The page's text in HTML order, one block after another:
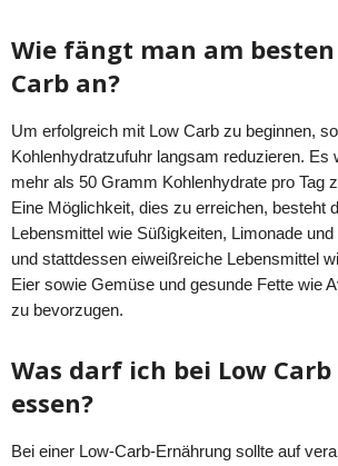
Wie fängt man am
Carb an?
Um erfolgreich mit Low Carb zu beginnen,
Kohlenhydratzufuhr langsam reduzieren. Es
mehr als 50 Gramm Kohlenhydrate pro Tag
Eine Möglichkeit, dies zu erreichen, besteht
Lebensmittel wie Süßigkeiten, Limonade
und stattdessen eiweißreiche Lebensmittel
Eier sowie Gemüse und gesunde Fette wie
zu bevorzugen.
Was darf ich bei Low
essen?
Bei einer Low-Carb-Ernährung sollte auf